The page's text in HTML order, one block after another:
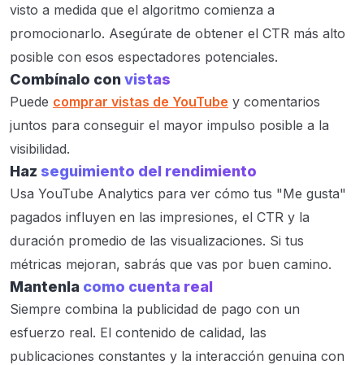
visto a medida que el algoritmo comienza a
promocionarlo. Asegúrate de obtener el CTR más alto
posible con esos espectadores potenciales.
Combínalo convistas
Puede comprar vistas de YouTube y comentarios
juntos para conseguir el mayor impulso posible a la
visibilidad.
Haz seguimiento del rendimiento
Usa YouTube Analytics para ver cómo tus "Me gusta"
pagados influyen en las impresiones, el CTR y la
duración promedio de las visualizaciones. Si tus
métricas mejoran, sabrás que vas por buen camino.
Mantenla como cuenta real
Siempre combina la publicidad de pago con un
esfuerzo real. El contenido de calidad, las
publicaciones constantes y la interacción genuina con